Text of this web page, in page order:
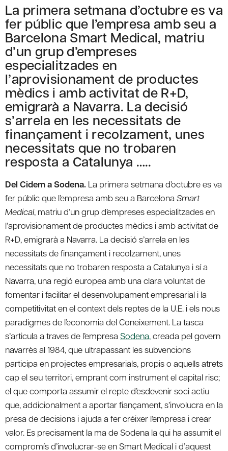
La primera setmana d’octubre es va
fer públic que l’empresa amb seu a
Barcelona Smart Medical, matriu
d’un grup d’empreses
especialitzades en
l’aprovisionament de productes
mèdics i amb activitat de R+D,
emigrarà a Navarra. La decisió
s’arrela en les necessitats de
finançament i recolzament, unes
necessitats que no trobaren
resposta a Catalunya …..
Del Cidem a Sodena. La primera setmana d’octubre es va
fer públic que l’empresa amb seu a Barcelona Smart
Medical, matriu d’un grup d’empreses especialitzades en
l’aprovisionament de productes mèdics i amb activitat de
R+D, emigrarà a Navarra. La decisió s’arrela en les
necessitats de finançament i recolzament, unes
necessitats que no trobaren resposta a Catalunya i sí a
Navarra, una regió europea amb una clara voluntat de
fomentar i facilitar el desenvolupament empresarial i la
competitivitat en el context dels reptes de la U.E. i els nous
paradigmes de l’economia del Coneixement. La tasca
s’articula a traves de l’empresa Sodena,creada pel govern
navarrès al 1984, que ultrapassant les subvencions
participa en projectes empresarials, propis o aquells atrets
cap el seu territori, emprant com instrument el capital risc;
el que comporta assumir el repte d’esdevenir soci actiu
que, addicionalment a aportar fiançament, s’involucra en la
presa de decisions i ajuda a fer créixer l’empresa i crear
valor. Es precisament la ma de Sodena la qui ha assumit el
compromís d’involucrar-se en Smart Medical i d’aquest